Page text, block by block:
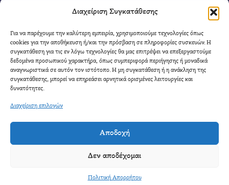
Διαχείριση Συγκατάθεσης
Για να παρέχουμε την καλύτερη εμπειρία, χρησιμοποιούμε τεχνολογίες όπως
cookies για την αποθήκευση ή/και την πρόσβαση σε πληροφορίες συσκευών. Η
συγκατάθεση για τις εν λόγω τεχνολογίες θα μας επιτρέψει να επεξεργαστούμε
δεδομένα προσωπικού χαρακτήρα, όπως συμπεριφορά περιήγησης ή μοναδικά
αναγνωριστικά σε αυτόν τον ιστότοπο. Η μη συγκατάθεση ή η ανάκληση της
συγκατάθεσης, μπορεί να επηρεάσει αρνητικά ορισμένες λειτουργίες και
δυνατότητες.
Διαχείριση επιλογών
Αποδοχή
Δεν αποδέχομαι
Πολιτική Απορρήτου
42
Τέχνη 3
Τεχνολογία
Υγεία
Φαντασία
Επικοινωνία
καθαρά η πηγή.